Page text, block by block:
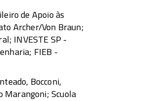
de Apoio às
Archer/Von Braun;
INVESTE SP -
FIEB -
Bocconi,
Marangoni; Scuola